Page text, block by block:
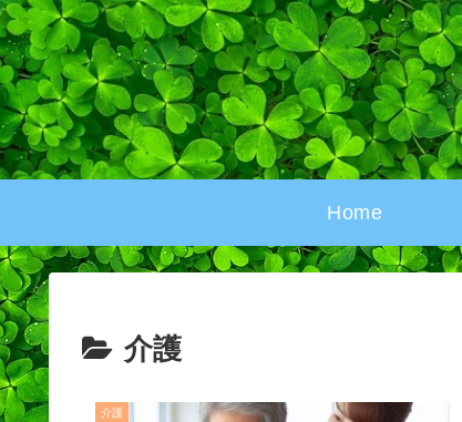
Home
介護
介護